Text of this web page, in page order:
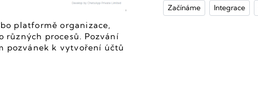
platformě organizace,
různých procesů. Pozvání
pozvánek k vytvoření účtů
Začínáme Integrace